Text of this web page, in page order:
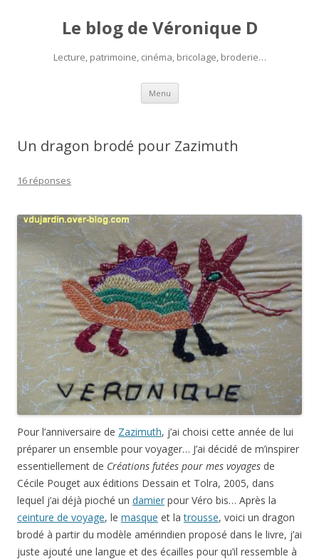
Le blog de Véronique D
Lecture, patrimoine, cinéma, bricolage, broderie…
Menu Aller
contenu
Un dragon brodé pour Zazimuth
16 réponses
Pour l’anniversaire de Zazimuth, j’ai choisi cette année de lui
préparer un ensemble pour voyager… J’ai décidé de m’inspirer
essentiellement de Créations futées pour mes voyages de
Cécile Pouget aux éditions Dessain et Tolra, 2005, dans
lequel j’ai déjà pioché un damier pour Véro bis… Après la
ceinture de voyage, le masque et latrousse, voici un dragon
brodé à partir du modèle amérindien proposé dans le livre, j’ai
juste ajouté une langue et des écailles pour qu’il ressemble à